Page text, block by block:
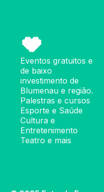
Eventos gratuitos e
de baixo
investimento de
Blumenau e região.
Palestras e cursos
Esporte e Saúde
Cultura e
Entretenimento
Teatro e mais